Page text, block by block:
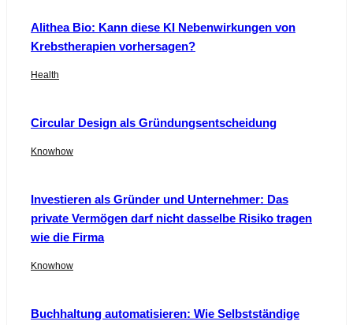
Alithea Bio: Kann diese KI Nebenwirkungen von
Krebstherapien vorhersagen?
Health
Circular Design als Gründungsentscheidung
Knowhow
Investieren als Gründer und Unternehmer: Das
private Vermögen darf nicht dasselbe Risiko tragen
wie die Firma
Knowhow
Buchhaltung automatisieren: Wie Selbstständige